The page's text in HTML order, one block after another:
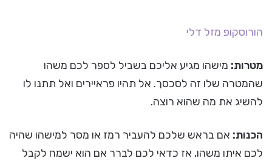
הורוסקופ מזל דלי
מטרות: מישהו מגיע אליכם בשביל לספר לכם משהו
שהמטרה שלו זה לסכסך. אל תהיו פראיירים ואל תתנו לו
להשיג את מה שהוא רוצה.
הכנות: אם בראש שלכם להעביר רמז או מסר למישהו שהיה
לכם איתו משהו, אז כדאי לכם לברר אם הוא ישמח לקבל